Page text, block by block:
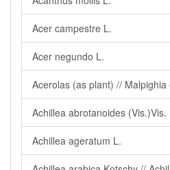
Acer campestre L.
Acer negundo L.
Acerolas (as plant) // Malpighia
Achillea abrotanoides (Vis.)Vis.
Achillea ageratum L.